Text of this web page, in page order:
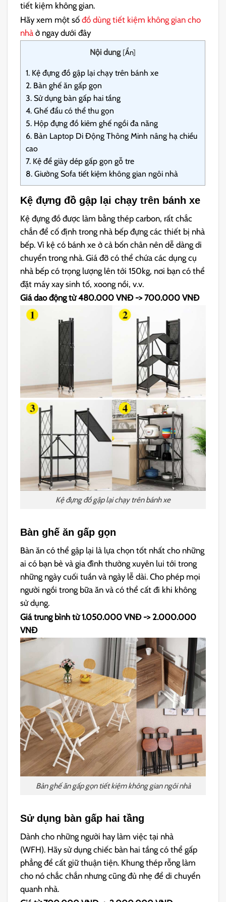
tiết kiệm không gian.
Hãy xem một sốđồ dùng tiết kiệm không gian cho
nhà ở ngay dưới đây
Nội dung [Ẩn]
1. Kệ đựng đồ gập lại chạy trên bánh xe
2. Bàn ghế ăn gấp gọn
3. Sử dụng bàn gấp hai tầng
4. Ghế đẩu có thể thu gọn
5. Hộp đựng đồ kiêm ghế ngồi đa năng
6. Bàn Laptop Di Động Thông Minh nâng hạ chiều
cao
7. Kệ để giày dép gấp gọn gỗ tre
8. Giường Sofa tiết kiệm không gian ngôi nhà
Kệ đựng đồ gập lại chạy trên bánh xe
Kệ đựng đồ được làm bằng thép carbon, rất chắc
chắn để cố định trong nhà bếp đựng các thiết bị nhà
bếp. Vì kệ có bánh xe ở cả bốn chân nên dễ dàng di
chuyển trong nhà. Giá đỡ có thể chứa các dụng cụ
nhà bếp có trọng lượng lên tới 150kg, nơi bạn có thể
đặt máy xay sinh tố, xoong nồi, v.v.
Giá dao động từ 480.000 VNĐ -> 700.000 VNĐ
Kệ đựng đồ gập lại chạy trên bánh xe
Bàn ghế ăn gấp gọn
Bàn ăn có thể gập lại là lựa chọn tốt nhất cho những
ai có bạn bè và gia đình thường xuyên lui tới trong
những ngày cuối tuần và ngày lễ dài. Cho phép mọi
người ngồi trong bữa ăn và có thể cất đi khi không
sử dụng.
Giá trung bình từ 1.050.000 VNĐ -> 2.000.000
VNĐ
Bàn ghế ăn gấp gọn tiết kiệm không gian ngôi nhà
Sử dụng bàn gấp hai tầng
Dành cho những người hay làm việc tại nhà
(WFH). Hãy sử dụng chiếc bàn hai tầng có thể gấp
phẳng để cất giữ thuận tiện. Khung thép rỗng làm
cho nó chắc chắn nhưng cũng đủ nhẹ để di chuyển
quanh nhà.